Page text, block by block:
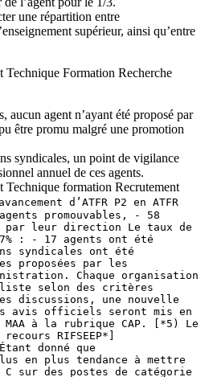
une répartition entre
supérieur, ainsi qu’entre
Formation Recherche
aucun agent n’ayant été proposé par
être promu malgré une promotion
syndicales, un point de vigilance
annuel de ces agents.
Technique formation Recrutement
d’ATFR P2 en ATFR
promouvables, - 58
par leur direction Le taux de
: - 17 agents ont été
syndicales ont été
proposées par les
Chaque organisation
selon des critères
discussions, une nouvelle
avis officiels seront mis en
à la rubrique CAP. [*5) Le
RIFSEEP*]
donné que
en plus tendance à mettre
C sur des postes de catégorie